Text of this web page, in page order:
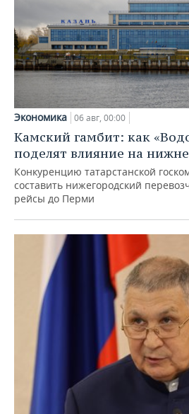
Экономика 06 авг, 00:00
Камский гамбит: как
поделят влияние на
Конкуренцию татарстанской
составить нижегородский
рейсы до Перми